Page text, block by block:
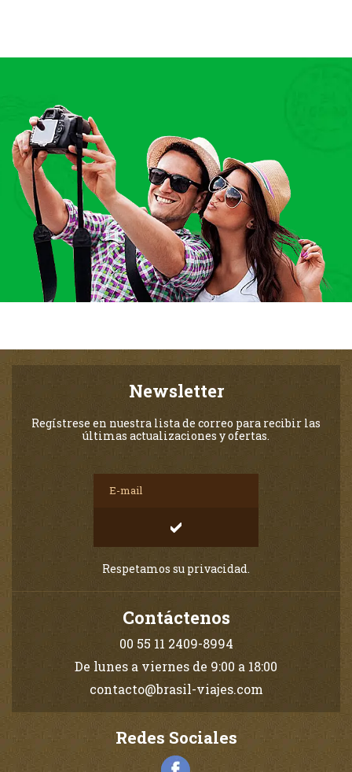
Newsletter
Regístrese en nuestra lista de correo para recibir las
últimas actualizaciones y ofertas.
Respetamos su privacidad.
Contáctenos
00 55 11 2409-8994
De lunes a viernes de 9:00 a 18:00
contacto@brasil-viajes.com
Redes Sociales